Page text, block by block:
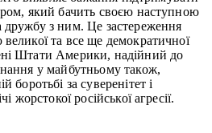
який бачить своєю наступною
дружбу з ним. Це застереження
та все ще демократичної
Штати Америки, надійний до
у майбутньому також,
боротьбі за суверенітет і
жорстокої російської агресії.